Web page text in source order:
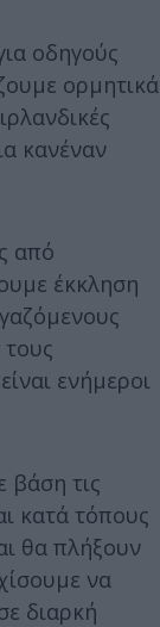
οδηγούς
ορμητικά
κανέναν
από
έκκληση
ενήμεροι
βάση τις
κατά τόπους
θα πλήξουν
να
διαρκή